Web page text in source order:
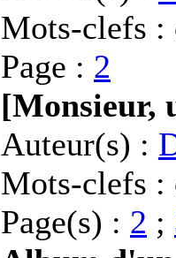
Mots-clefs :
Page : 2
[Monsieur,
Auteur(s) :
Mots-clefs :
Page(s) : 2 ;